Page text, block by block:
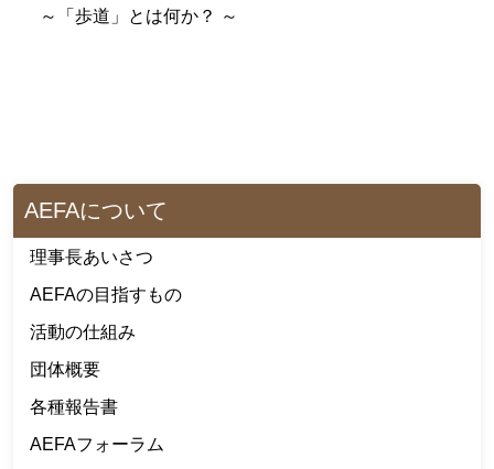
～「歩道」とは何か？ ～
AEFAについて
理事長あいさつ
AEFAの目指すもの
活動の仕組み
団体概要
各種報告書
AEFAフォーラム